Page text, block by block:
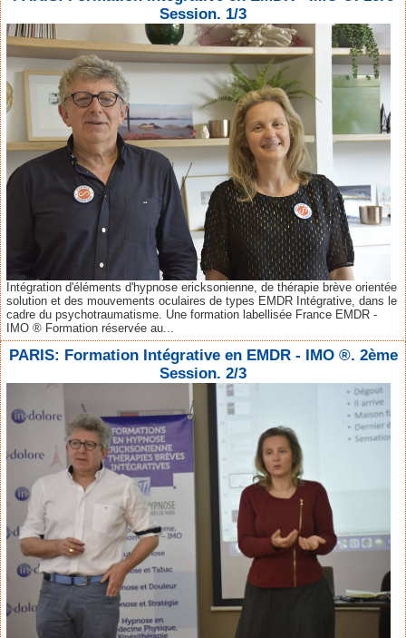
Session. 1/3
Intégration d'éléments d'hypnose ericksonienne, de thérapie brève orientée
solution et des mouvements oculaires de types EMDR Intégrative, dans le
cadre du psychotraumatisme. Une formation labellisée France EMDR -
IMO ® Formation réservée au...
PARIS: Formation Intégrative en EMDR - IMO ®. 2ème
Session. 2/3